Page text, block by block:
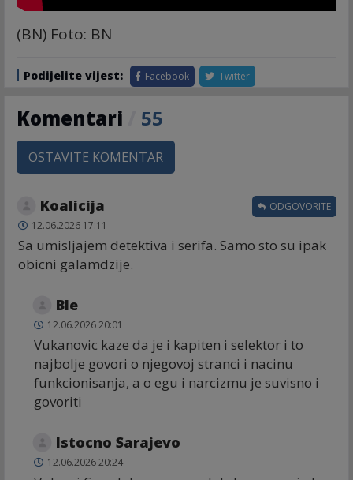
(BN) Foto: BN
Podijelite vijest: Facebook Twitter
Komentari 55
OSTAVITE KOMENTAR
Koalicija
12.06.2026 17:11
Sa umisljajem detektiva i serifa. Samo sto su ipak
obicni galamdzije.
ODGOVORITE
Ble
12.06.2026 20:01
Vukanovic kaze da je i kapiten i selektor i to
najbolje govori o njegovoj stranci i nacinu
funkcionisanja, a o egu i narcizmu je suvisno i
govoriti
Istocno Sarajevo
12.06.2026 20:24